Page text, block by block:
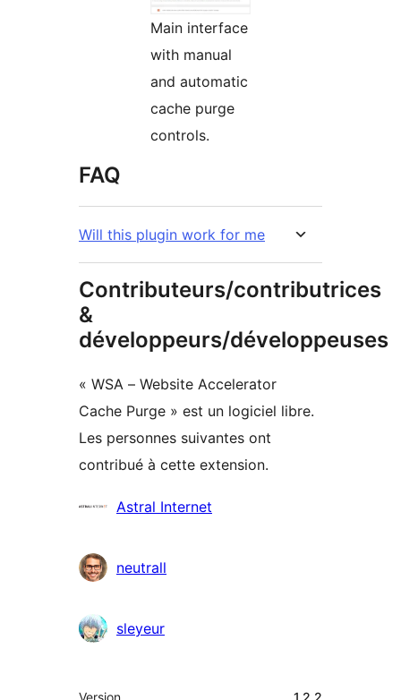
Main interface
with manual
and automatic
cache purge
controls.
FAQ
Will this plugin work for me
Contributeurs/contributrices
&
développeurs/développeuses
« WSA – Website Accelerator
Cache Purge » est un logiciel libre.
Les personnes suivantes ont
contribué à cette extension.
Contributeurs
Astral Internet
neutrall
sleyeur
Méta